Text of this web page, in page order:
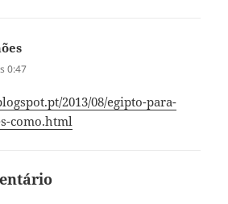
0:47
2013/08/egipto-para-
como.html